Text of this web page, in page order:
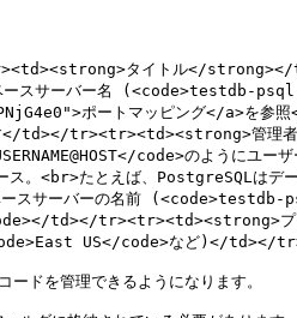
タイトル</strong></
ースサーバー名 (<code>testdb-
ポートマッピング</a>を
す</td></tr><tr><td><strong>管理
code>のように
<br>たとえば、PostgreSQLはデー
スサーバーの名前
td></tr><tr><td><strong>プ
US</code>など)</
ドを管理できるようになります。